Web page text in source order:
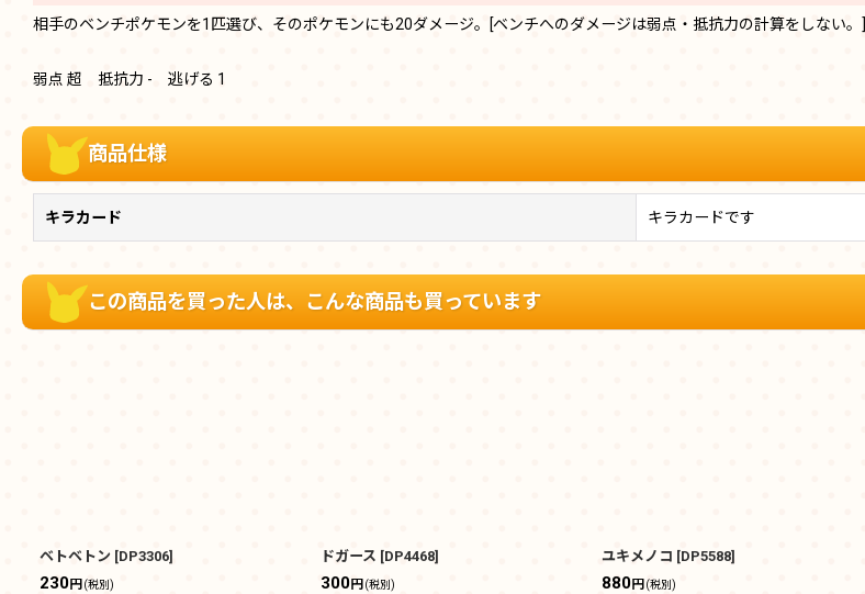
相手のベンチポケモンを1匹選び、そのポケモンにも20ダメージ。[ベンチへのダメージは弱点・抵抗力の計算をしない。]
弱点 超 抵抗力 - 逃げる 1
商品仕様
キラカード キラカードです
この商品を買った人は、こんな商品も買っています
ベトベトン [DP3306]
230円(税別)
ドガース [DP4468]
300円 (税別)
ユキメノコ [DP5588]
880円 (税別)